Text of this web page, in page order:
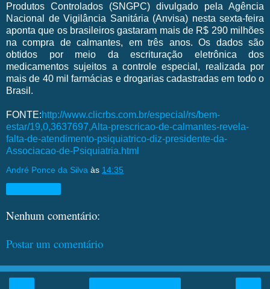
Produtos Controlados (SNGPC) divulgado pela Agência
Nacional de Vigilância Sanitária (Anvisa) nesta sexta-feira
aponta que os brasileiros gastaram mais de R$ 290 milhões
na compra de calmantes, em três anos. Os dados são
obtidos por meio da escrituração eletrônica dos
medicamentos sujeitos a controle especial, realizada por
mais de 40 mil farmácias e drogarias cadastradas em todo o
Brasil.
FONTE:http://www.clicrbs.com.br/especial/rs/bem-
estar/19,0,3637697,Alta-prescricao-de-calmantes-revela-
falta-de-atendimento-psiquiatrico-diz-presidente-da-
Associacao-de-Psiquiatria.html
André Ponce da Silva às 14:35
Nenhum comentário:
Postar um comentário